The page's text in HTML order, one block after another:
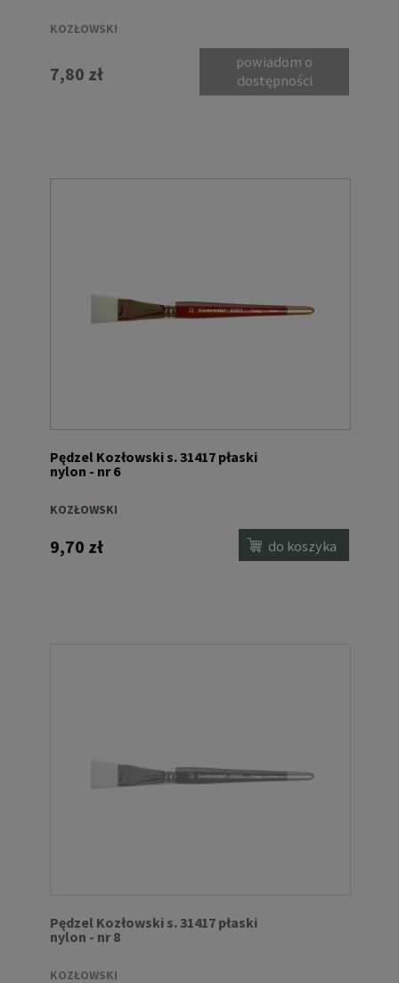
KOZŁOWSKI
7,80 zł
powiadom o
dostępności
Pędzel Kozłowski s. 31417 płaski
nylon - nr 6
KOZŁOWSKI
9,70 zł do koszyka
Pędzel Kozłowski s. 31417 płaski
nylon - nr 8
KOZŁOWSKI